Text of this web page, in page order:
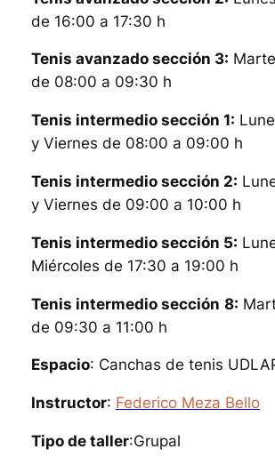
de 16:00 a 17:30 h
Tenis avanzado sección 3:
de 08:00 a 09:30 h
Tenis intermedio sección 1:
y Viernes de 08:00 a 09:00 h
Tenis intermedio sección 2:
y Viernes de 09:00 a 10:00 h
Tenis intermedio sección 5:
Miércoles de 17:30 a 19:00 h
Tenis intermedio sección 8:
de 09:30 a 11:00 h
Espacio: Canchas de tenis
Instructor: Federico Meza Bello
Tipo de taller:Grupal